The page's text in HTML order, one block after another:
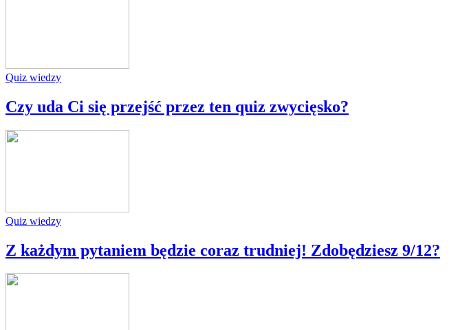
Quiz wiedzy
Czy uda Ci się przejść przez ten quiz zwycięsko?
Quiz wiedzy
Z każdym pytaniem będzie coraz trudniej! Zdobędziesz 9/12?